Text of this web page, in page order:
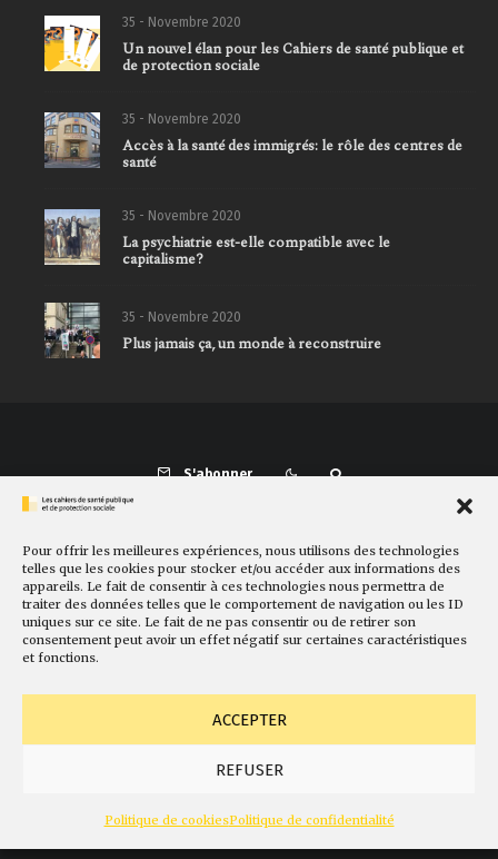
Pour offrir les meilleures expériences, nous utilisons des technologies
telles que les cookies pour stocker et/ou accéder aux informations des
appareils. Le fait de consentir à ces technologies nous permettra de
traiter des données telles que le comportement de navigation ou les ID
uniques sur ce site. Le fait de ne pas consentir ou de retirer son
consentement peut avoir un effet négatif sur certaines caractéristiques
et fonctions.
ACCEPTER
REFUSER
Politique de cookiesPolitique de confidentialité
35 - Novembre 2020
Un nouvel élan pour les Cahiers de santé publique et
de protection sociale
35 - Novembre 2020
Accès à la santé des immigrés: le rôle des centres de
santé
35 - Novembre 2020
La psychiatrie est-elle compatible avec le
capitalisme?
35 - Novembre 2020
Plus jamais ça, un monde à reconstruire
S'abonner
Présentation Comité de rédaction Sites amis Contact
Newsletter Politique de cookies Faire un don